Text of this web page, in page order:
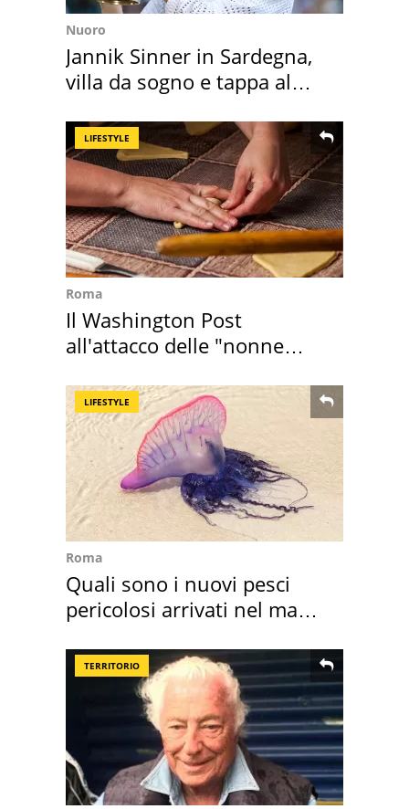
Nuoro
Jannik Sinner in Sardegna,
villa da sogno e tappa al
LIFESTYLE
Roma
Il Washington Post
all'attacco delle "nonne
LIFESTYLE
Roma
Quali sono i nuovi pesci
pericolosi arrivati nel mar
TERRITORIO